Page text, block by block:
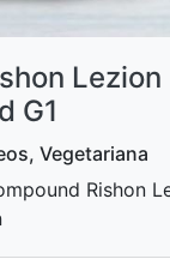
Lezion
G1
Vegetariana
Rishon